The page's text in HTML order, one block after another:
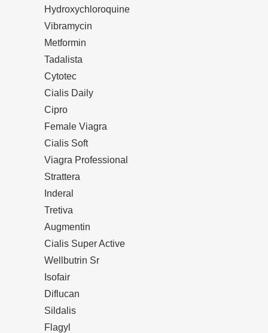
Hydroxychloroquine
Vibramycin
Metformin
Tadalista
Cytotec
Cialis Daily
Cipro
Female Viagra
Cialis Soft
Viagra Professional
Strattera
Inderal
Tretiva
Augmentin
Cialis Super Active
Wellbutrin Sr
Isofair
Diflucan
Sildalis
Flagyl